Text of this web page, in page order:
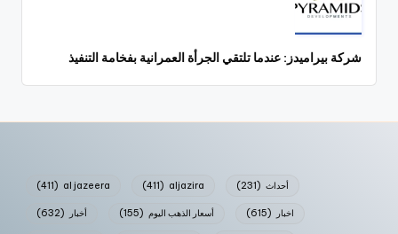
شركة بيراميدز: عندما تلتقي الجرأة العمرانية بفخامة التنفيذ
al jazeera
(411) aljazira
(411) أحداث (231)
أخبار (632) أسعار الذهب اليوم (155) اخبار (615)